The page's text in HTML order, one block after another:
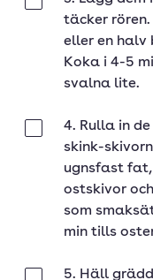
täcker
eller en
Koka i 4-5
svalna lite.
4. Rulla in
skink-
ugnsfast
ostskivor
som
min tills
5. Häll